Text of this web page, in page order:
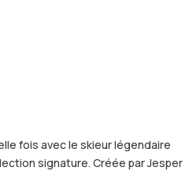
fois avec le skieur légendaire
signature. Créée par Jesper